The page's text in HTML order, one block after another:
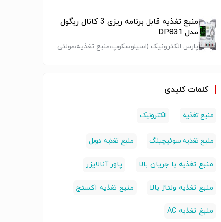
منبع تغذیه
منبع تغذیه قابل برنامه ریزی 3 کانال ریگول
مدل DP831
پارس الکترونیک (اسیلوسکوپ،منبع تغذیه،مولتی
کلمات کلیدی
منبع تغذیه الکترونیک
منبع تغذیه سوئیچینگ منبع تغذیه دوبل
منبع تغذیه با جریان بالا پاور آنالایزر
منبع تغذیه ولتاژ بالا منبع تغذیه اکستچ
منبغ تغذیه AC